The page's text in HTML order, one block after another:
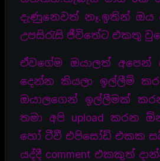
දැණුනෙවත් නෑ.ඉතින් ඔය
උපසිරැසි ජීවිතේට එකතු
ඒවගේම ඔයාලත්
දෙන්න කියලා ඉල්ලීම්
ඔයාලගෙන් ඉල්ලීමක්
තමා අපි upload කරන
හෝ ටීවී එපිසෝඩ් එකක
යද්දී comment එකකුත්